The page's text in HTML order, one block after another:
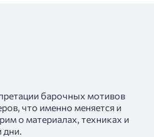
барочных мотивов
что именно меняется и
о материалах, техниках и
дни.